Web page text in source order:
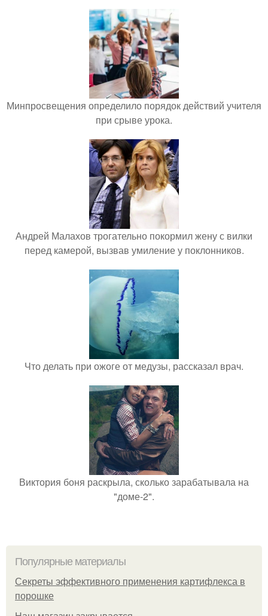
Минпросвещения определило порядок действий учителя
при срыве урока.
Андрей Малахов трогательно покормил жену с вилки
перед камерой, вызвав умиление у поклонников.
Что делать при ожоге от медузы, рассказал врач.
Виктория боня раскрыла, сколько зарабатывала на
"доме-2".
Популярные материалы
Секреты эффективного применения картифлекса в
порошке